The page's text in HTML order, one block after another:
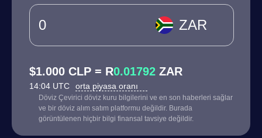
ZAR
$1.000 CLP = R0.01792 ZAR
14:04 UTC orta piyasa oranı
Döviz Çevirici döviz kuru bilgilerini ve en son haberleri sağlar
ve bir döviz alım satım platformu değildir. Burada
görüntülenen hiçbir bilgi finansal tavsiye değildir.